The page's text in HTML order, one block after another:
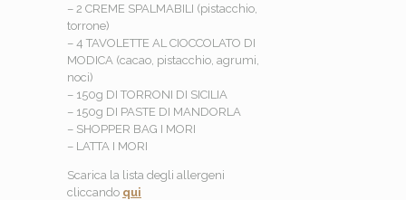
– 2 CREME SPALMABILI (pistacchio,
torrone)
– 4 TAVOLETTE AL CIOCCOLATO DI
MODICA (cacao, pistacchio, agrumi,
noci)
– 150g DI TORRONI DI SICILIA
– 150g DI PASTE DI MANDORLA
– SHOPPER BAG I MORI
– LATTA I MORI
Scarica la lista degli allergeni
cliccando qui